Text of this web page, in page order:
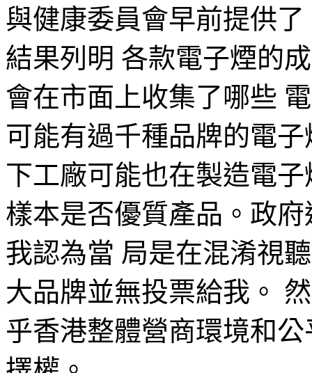
與健康委員會早前提供
結果列明 各款電子煙的
會在市面上收集了哪些
可能有過千種品牌的電
下工廠可能也在製造電
樣本是否優質產品。政
我認為當 局是在混淆視
大品牌並無投票給我。
乎香港整體營商環境和